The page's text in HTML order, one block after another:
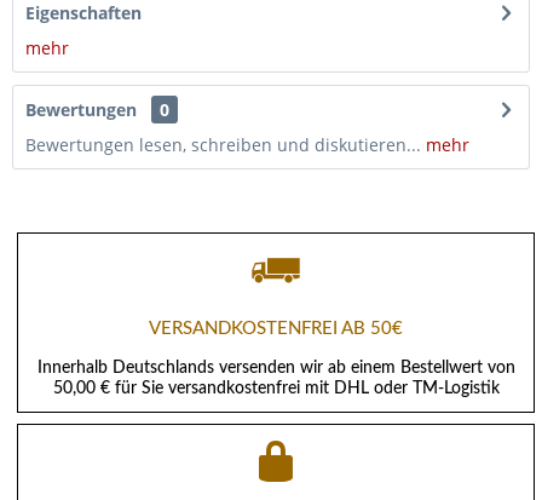
Eigenschaften
mehr
Bewertungen
0
Bewertungen lesen, schreiben und diskutieren... mehr
VERSANDKOSTENFREI AB 50€
Innerhalb Deutschlands versenden wir ab einem Bestellwert von
50,00 € für Sie versandkostenfrei mit DHL oder TM-Logistik